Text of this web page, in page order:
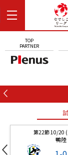
TOP
PARTNER
第22節 10/20
鴨陸